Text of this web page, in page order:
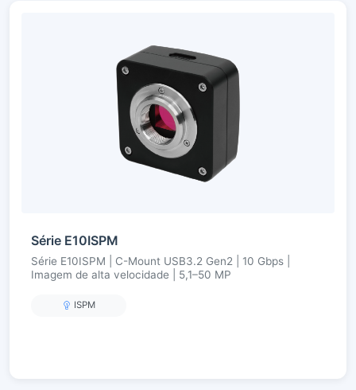
Série E10ISPM
Série E10ISPM | C-Mount USB3.2 Gen2 | 10 Gbps |
Imagem de alta velocidade | 5,1–50 MP
ISPM